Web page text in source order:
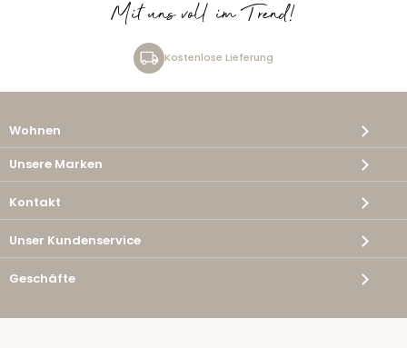
Mit uns voll im Trend!
Kostenlose Lieferung
Wohnen
Unsere Marken
Kontakt
Unser Kundenservice
Geschäfte